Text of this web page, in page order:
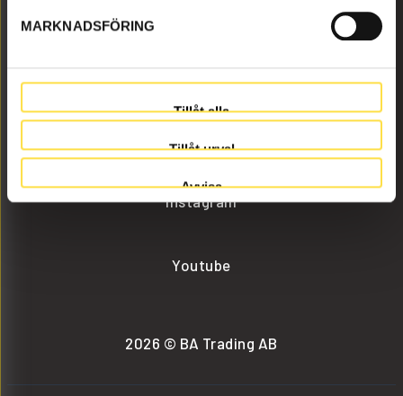
MARKNADSFÖRING
Tillåt alla
Tillåt urval
Avvisa
info@batrading.se
+46 (0) 152-32500
Instagram
Youtube
2026 © BA Trading AB